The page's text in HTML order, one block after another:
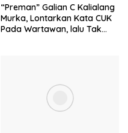
“Preman” Galian C Kalialang
Murka, Lontarkan Kata CUK
Pada Wartawan, lalu Tak